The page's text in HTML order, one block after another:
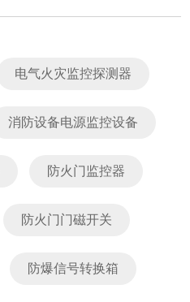
电气火灾监控探测器
消防设备电源监控设备
防火门监控器
防火门门磁开关
防爆信号转换箱